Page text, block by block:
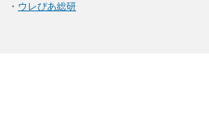
・ ウレぴあ総研